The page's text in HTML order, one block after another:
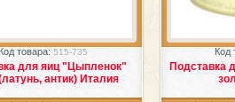
товара: 515-735
для яиц "Цыпленок"
антик) Италия
Код
Подставка